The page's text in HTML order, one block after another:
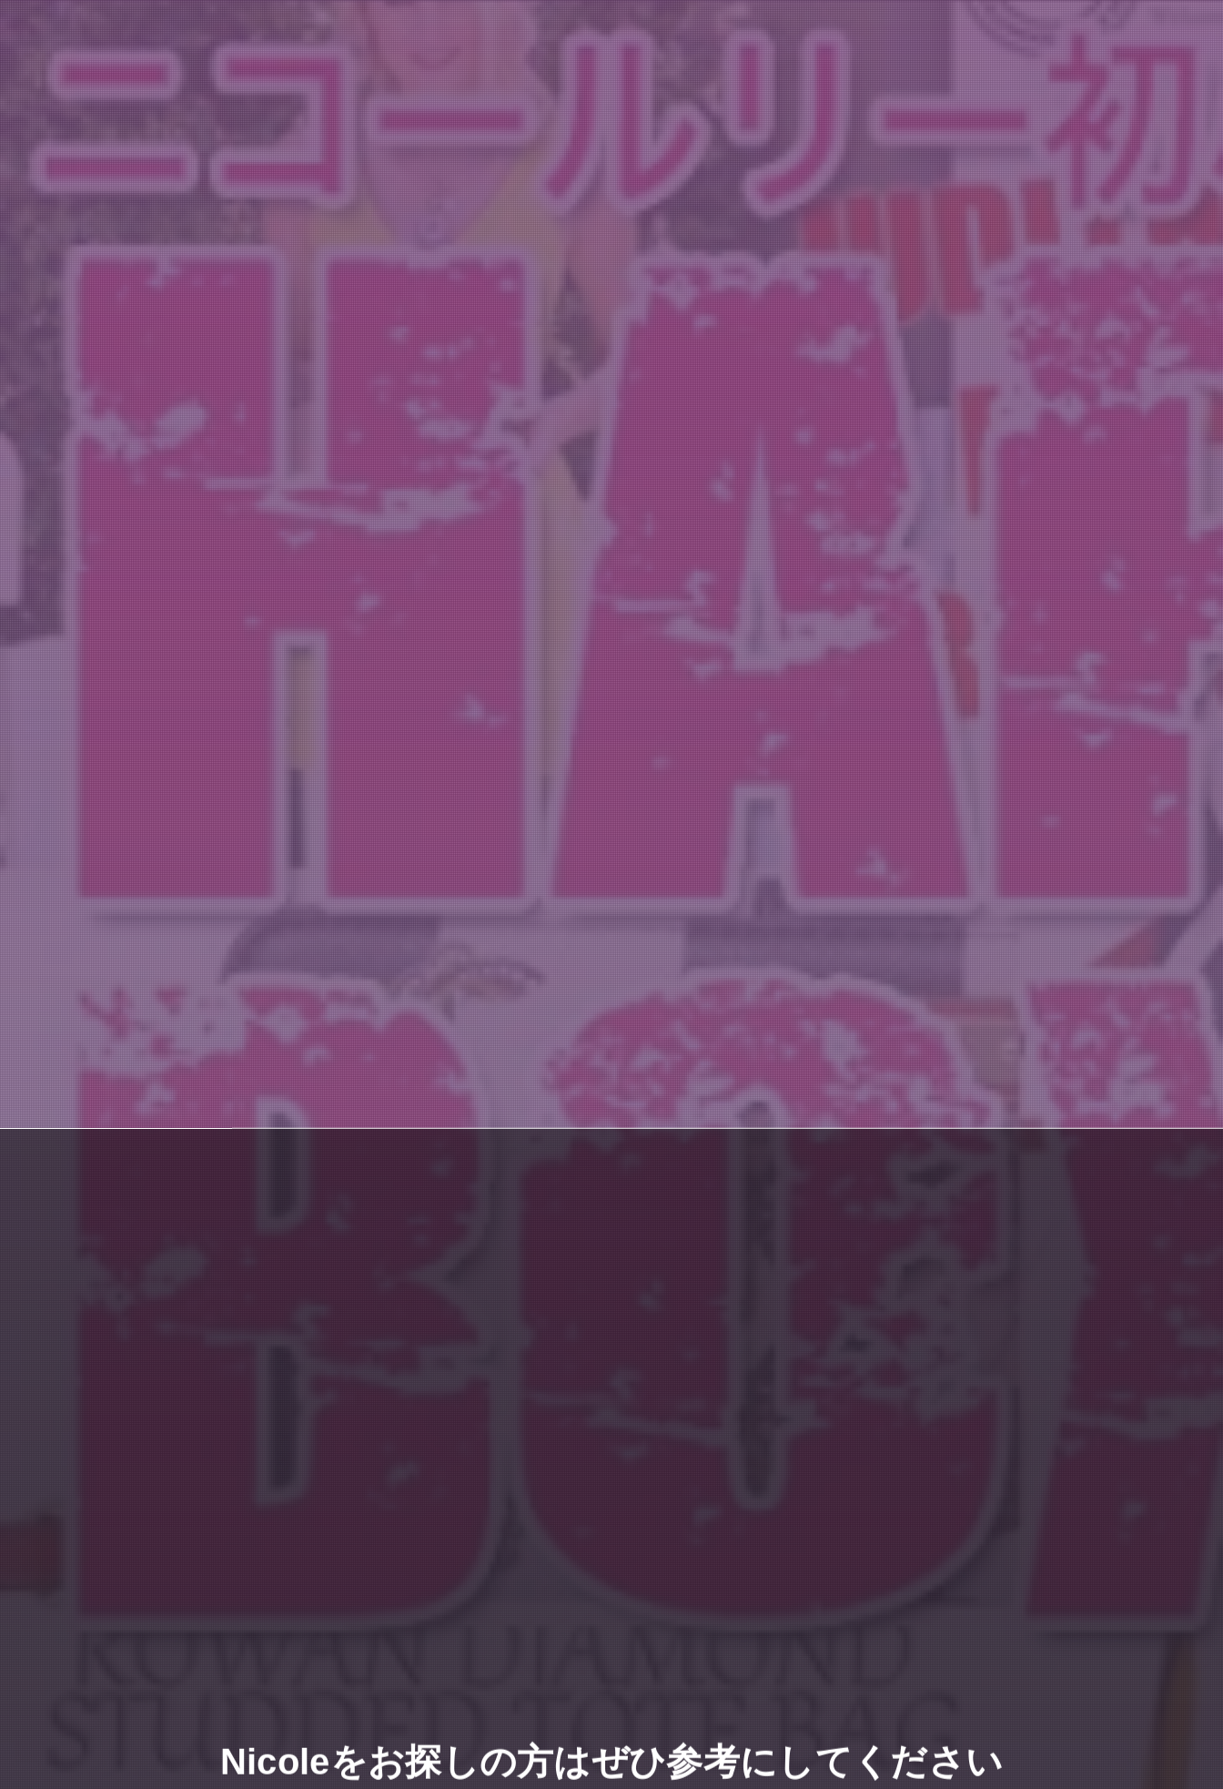
Nicoleをお探しの方はぜひ参考にしてください